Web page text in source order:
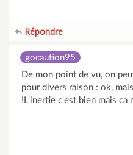
Répondre
gocaution95
De mon point de vu, on
pour divers raison : ok,
!L'inertie c'est bien mais ca